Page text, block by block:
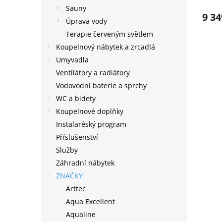
Sauny
Úprava vody
Terapie červeným světlem
Koupelnový nábytek a zrcadlá
Umyvadla
Ventilátory a radiátory
Vodovodní baterie a sprchy
WC a bidety
Koupelnové doplňky
Instalaréský program
Příslušenství
Služby
Záhradní nábytek
ZNAČKY
Arttec
Aqua Excellent
Aqualine
9